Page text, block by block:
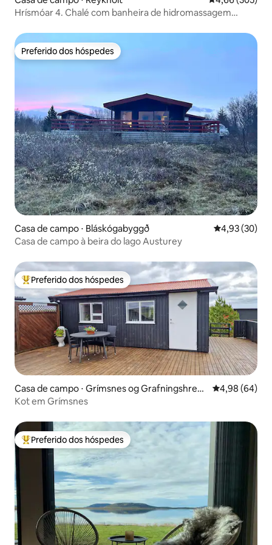
Hrísmóar 4. Chalé com banheira de hidromassagem
Preferido dos hóspedes
Preferido dos hóspedes
Casa de campo ⋅ Bláskógabyggð 4,93 de uma
4,93 (30)
Casa de campo à beira do lago Austurey
Entre os melhores preferidos dos hóspedes
Preferido dos hóspedes
Casa de campo ⋅ Grímsnes og Grafningshrep
pur
4,98 de uma
4,98 (64)
Kot em Grímsnes
Entre os melhores preferidos dos hóspedes
Preferido dos hóspedes